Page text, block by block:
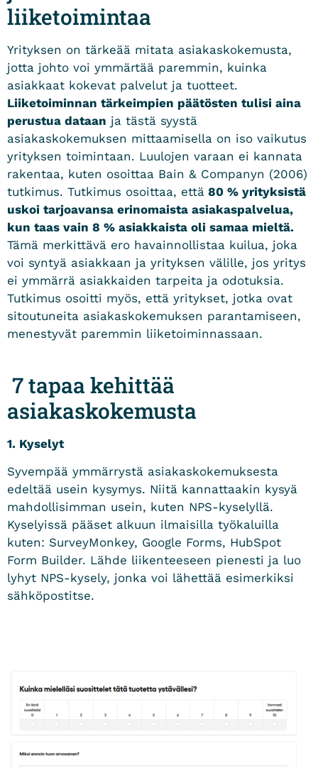
liiketoimintaa
Yrityksen on tärkeää mitata asiakaskokemusta,
jotta johto voi ymmärtää paremmin, kuinka
asiakkaat kokevat palvelut ja tuotteet.
Liiketoiminnan tärkeimpien päätösten tulisi aina
perustua dataan ja tästä syystä
asiakaskokemuksen mittaamisella on iso vaikutus
yrityksen toimintaan. Luulojen varaan ei kannata
rakentaa, kuten osoittaa Bain & Companyn (2006)
tutkimus. Tutkimus osoittaa, että 80 % yrityksistä
uskoi tarjoavansa erinomaista asiakaspalvelua,
kun taas vain 8 % asiakkaista oli samaa mieltä.
Tämä merkittävä ero havainnollistaa kuilua, joka
voi syntyä asiakkaan ja yrityksen välille, jos yritys
ei ymmärrä asiakkaiden tarpeita ja odotuksia.
Tutkimus osoitti myös, että yritykset, jotka ovat
sitoutuneita asiakaskokemuksen parantamiseen,
menestyvät paremmin liiketoiminnassaan.
7 tapaa kehittää
asiakaskokemusta
1. Kyselyt
Syvempää ymmärrystä asiakaskokemuksesta
edeltää usein kysymys. Niitä kannattaakin kysyä
mahdollisimman usein, kuten NPS-kyselyllä.
Kyselyissä pääset alkuun ilmaisilla työkaluilla
kuten: SurveyMonkey, Google Forms, HubSpot
Form Builder. Lähde liikenteeseen pienesti ja luo
lyhyt NPS-kysely, jonka voi lähettää esimerkiksi
sähköpostitse.